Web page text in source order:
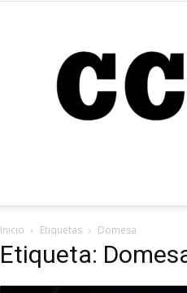
Inicio Etiquetas Domesa
Etiqueta: